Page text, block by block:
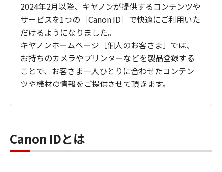
2024年2月以降、キヤノンが提供するコンテンツや
サービスを1つの［Canon ID］で快適にご利用いた
だけるようになりました。
キヤノンホームページ［個人のお客さま］では、
お持ちのカメラやプリンターなどを製品登録する
ことで、お客さま一人ひとりに合わせたコンテン
ツや機材の情報をご提供させて頂きます。
Canon IDとは